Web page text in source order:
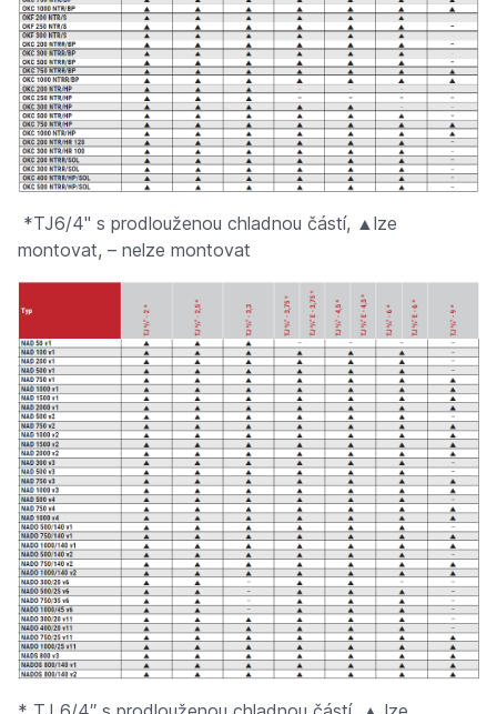
*TJ6/4" s prodlouženou chladnou částí, ▲lze
montovat, – nelze montovat